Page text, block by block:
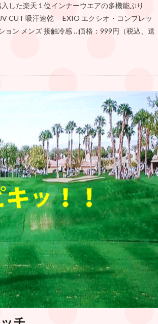
した楽天１位インナーウエアの多機能ぶり
CUT 吸汗速乾 EXIO エクシオ・コンプレッ
ョン メンズ 接触冷感 …価格：999円（税込、送